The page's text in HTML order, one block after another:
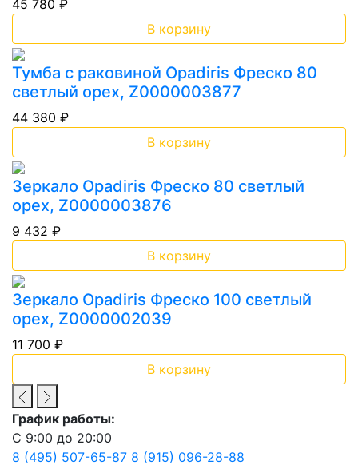
45 780 ₽
В корзину
Тумба с раковиной Opadiris Фреско 80
светлый орех, Z0000003877
44 380 ₽
В корзину
Зеркало Opadiris Фреско 80 светлый
орех, Z0000003876
9 432 ₽
В корзину
Зеркало Opadiris Фреско 100 светлый
орех, Z0000002039
11 700 ₽
В корзину
График работы:
С 9:00 до 20:00
8 (495) 507-65-87 8 (915) 096-28-88